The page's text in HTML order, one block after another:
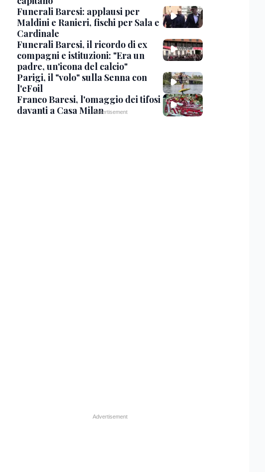
Funerali Baresi: applausi per
Maldini e Ranieri, fischi per Sala e
Cardinale
Funerali Baresi, il ricordo di ex
compagni e istituzioni: "Era un
padre, un'icona del calcio"
Parigi, il "volo" sulla Senna con
l'eFoil
Franco Baresi, l'omaggio dei tifosi
davanti a Casa Milan